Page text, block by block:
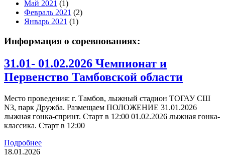
Май 2021 (1)
Февраль 2021 (2)
Январь 2021 (1)
Информация о соревнованиях:
31.01- 01.02.2026 Чемпионат и
Первенство Тамбовской области
Место проведения: г. Тамбов, лыжный стадион ТОГАУ СШ
N3, парк Дружба. Размещаем ПОЛОЖЕНИЕ 31.01.2026
лыжная гонка-спринт. Старт в 12:00 01.02.2026 лыжная гонка-
классика. Старт в 12:00
Подробнее
18.01.2026